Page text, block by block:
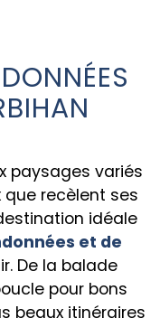
paysages variés
recèlent ses
idéale
et de
De la balade
pour bons
beaux itinéraires